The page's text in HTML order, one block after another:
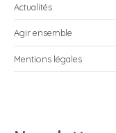
Actualités
Agir ensemble
Mentions légales